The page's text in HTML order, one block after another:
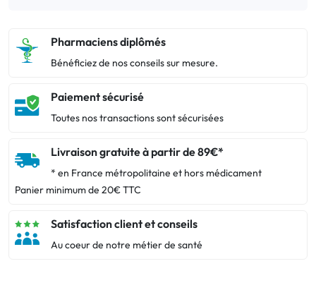
Pharmaciens diplômés
Bénéficiez de nos conseils sur mesure.
Paiement sécurisé
Toutes nos transactions sont sécurisées
Livraison gratuite à partir de 89€*
* en France métropolitaine et hors médicament
Panier minimum de 20€ TTC
Satisfaction client et conseils
Au coeur de notre métier de santé